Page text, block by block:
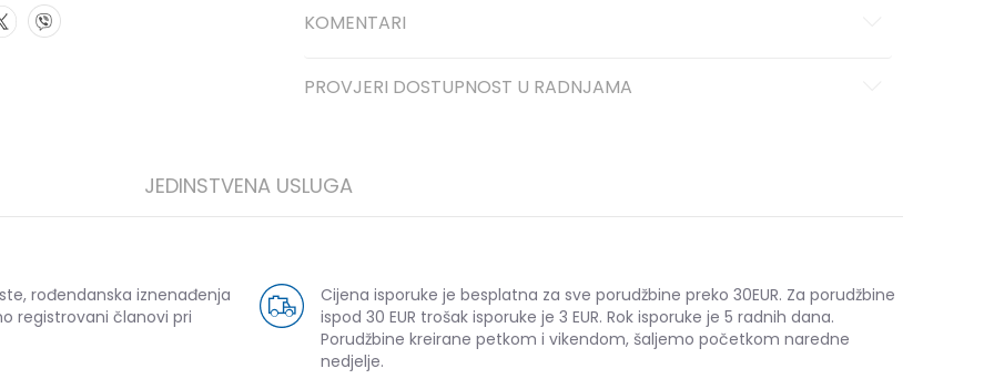
KOMENTARI
PROVJERI DOSTUPNOST U RADNJAMA
JEDINSTVENA USLUGA
rođendanska iznenađenja
registrovani članovi pri
Cijena isporuke je besplatna za sve porudžbine preko 30EUR. Za porudžbine
ispod 30 EUR trošak isporuke je 3 EUR. Rok isporuke je 5 radnih dana.
Porudžbine kreirane petkom i vikendom, šaljemo početkom naredne
nedjelje.